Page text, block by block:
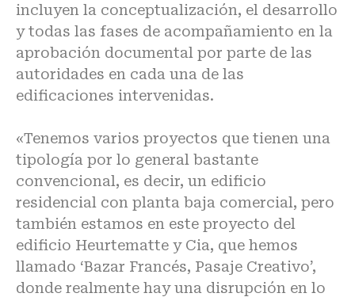
incluyen la conceptualización, el desarrollo
y todas las fases de acompañamiento en la
aprobación documental por parte de las
autoridades en cada una de las
edificaciones intervenidas.
«Tenemos varios proyectos que tienen una
tipología por lo general bastante
convencional, es decir, un edificio
residencial con planta baja comercial, pero
también estamos en este proyecto del
edificio Heurtematte y Cia, que hemos
llamado ‘Bazar Francés, Pasaje Creativo’,
donde realmente hay una disrupción en lo